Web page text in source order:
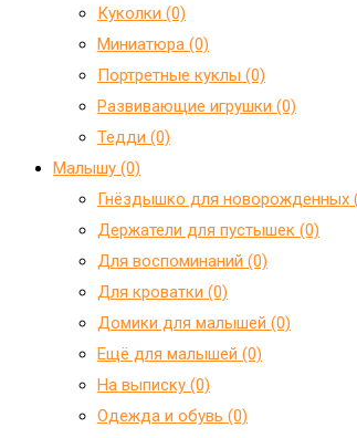
Куколки (0)
Миниатюра (0)
Портретные куклы (0)
Развивающие игрушки (0)
Тедди (0)
Малышу (0)
Гнёздышко для новорожденных
Держатели для пустышек (0)
Для воспоминаний (0)
Для кроватки (0)
Домики для малышей (0)
Ещё для малышей (0)
На выписку (0)
Одежда и обувь (0)